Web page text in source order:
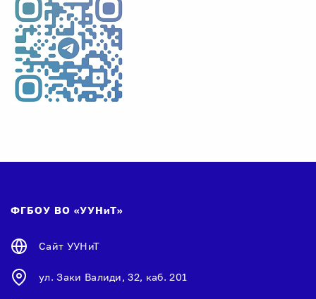
ФГБОУ ВО «УУНиТ»
Сайт УУНиТ
ул. Заки Валиди, 32, каб. 201